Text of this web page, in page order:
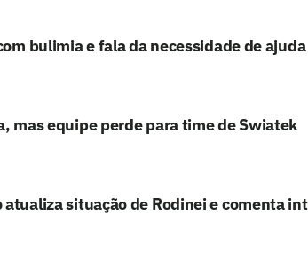
bulimia e fala da necessidade de ajuda
mas equipe perde para time de Swiatek
situação de Rodinei e comenta